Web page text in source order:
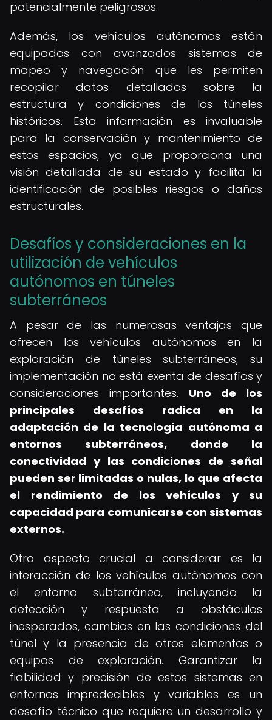
potencialmente peligrosos.
Además, los vehículos autónomos están
equipados con avanzados sistemas de
mapeo y navegación que les permiten
recopilar datos detallados sobre la
estructura y condiciones de los túneles
históricos. Esta información es invaluable
para la conservación y mantenimiento de
estos espacios, ya que proporciona una
visión detallada de su estado y facilita la
identificación de posibles riesgos o daños
estructurales.
Desafíos y consideraciones en la
utilización de vehículos
autónomos en túneles
subterráneos
A pesar de las numerosas ventajas que
ofrecen los vehículos autónomos en la
exploración de túneles subterráneos, su
implementación no está exenta de desafíos y
consideraciones importantes. Uno de los
principales desafíos radica en la
adaptación de la tecnología autónoma a
entornos subterráneos, donde la
conectividad y las condiciones de señal
pueden ser limitadas o nulas, lo que afecta
el rendimiento de los vehículos y su
capacidad para comunicarse con sistemas
externos.
Otro aspecto crucial a considerar es la
interacción de los vehículos autónomos con
el entorno subterráneo, incluyendo la
detección y respuesta a obstáculos
inesperados, cambios en las condiciones del
túnel y la presencia de otros elementos o
equipos de exploración. Garantizar la
fiabilidad y precisión de estos sistemas en
entornos impredecibles y variables es un
desafío técnico que requiere un desarrollo y